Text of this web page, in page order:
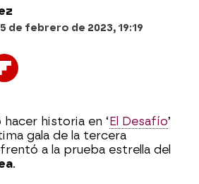
de febrero de 2023, 19:19
Flipboard
hacer historia en ‘El Desafío’
gala de la tercera
a la prueba estrella del
.